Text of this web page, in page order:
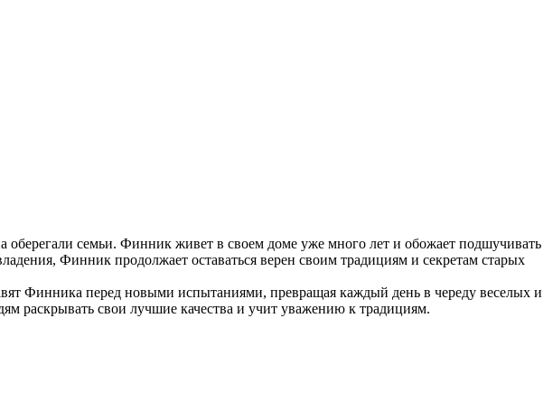
семьи. Финник живет в своем доме уже много лет и обожает подшучивать
Финник продолжает оставаться верен своим традициям и секретам старых
Финника перед новыми испытаниями, превращая каждый день в череду веселых и
раскрывать свои лучшие качества и учит уважению к традициям.